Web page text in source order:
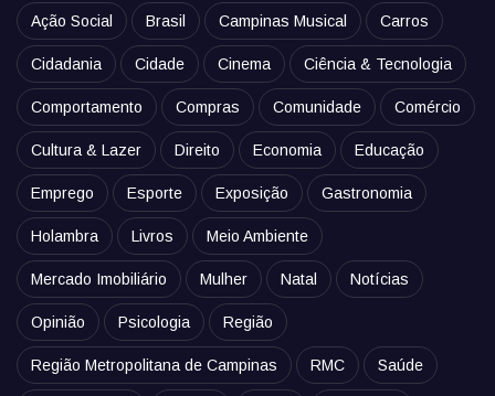
Ação Social Brasil Campinas Musical Carros
Cidadania Cidade Cinema Ciência & Tecnologia
Comportamento Compras Comunidade Comércio
Cultura & Lazer Direito Economia Educação
Emprego Esporte Exposição Gastronomia
Holambra Livros Meio Ambiente
Mercado Imobiliário Mulher Natal Notícias
Opinião Psicologia Região
Região Metropolitana de Campinas RMC Saúde